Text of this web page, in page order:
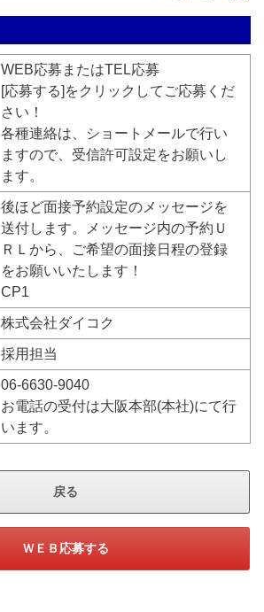
WEB応募またはTEL応募
[応募する]をクリックしてご応募くだ
さい！
各種連絡は、ショートメールで行い
ますので、受信許可設定をお願いし
ます。
後ほど面接予約設定のメッセージを
送付します。メッセージ内の予約Ｕ
ＲＬから、ご希望の面接日程の登録
をお願いいたします！
CP1
株式会社ダイコク
採用担当
06-6630-9040
お電話の受付は大阪本部(本社)にて行
います。
戻る
ＷＥＢ応募する